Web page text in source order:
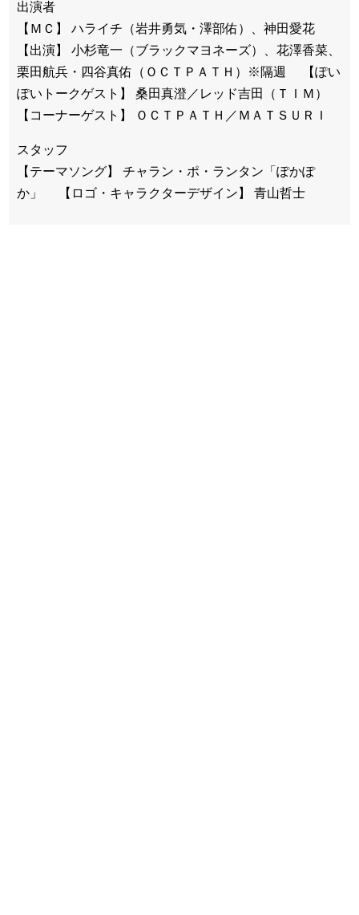
出演者
【ＭＣ】 ハライチ（岩井勇気・澤部佑）、神田愛花
【出演】 小杉竜一（ブラックマヨネーズ）、花澤香菜、
栗田航兵・四谷真佑（ＯＣＴＰＡＴＨ）※隔週 【ぽい
ぽいトークゲスト】 桑田真澄／レッド吉田（ＴＩＭ）
【コーナーゲスト】 ＯＣＴＰＡＴＨ／ＭＡＴＳＵＲＩ
スタッフ
【テーマソング】 チャラン・ポ・ランタン「ぽかぽ
か」 【ロゴ・キャラクターデザイン】 青山哲士